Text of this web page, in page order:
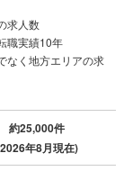
求人数
職実績10年
なく地方エリアの求
約25,000件
年8月現在)